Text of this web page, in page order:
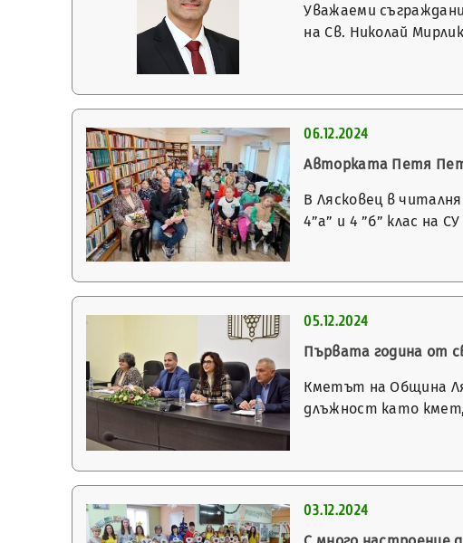
Уважаеми
на Св. Николай
06.12.2024
Авторката Петя
В Лясковец в
4”а” и 4 ”б” клас на
05.12.2024
Първата година от
Кметът на Община
длъжност като
03.12.2024